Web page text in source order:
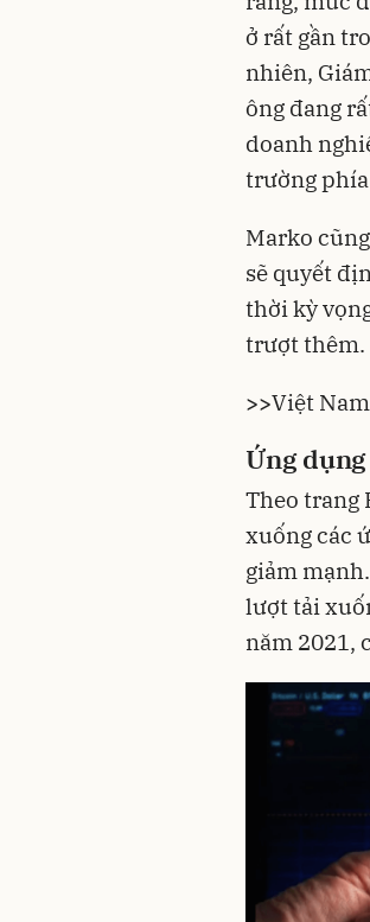
ở rất gần
nhiên,
ông đang
doanh
trường
Marko
sẽ quyết
thời kỳ
trượt thêm.
>>Việt
Ứng
Theo trang
xuống các
giảm
lượt tải
năm 2021,